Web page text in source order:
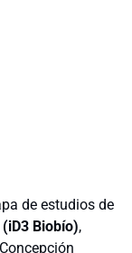
de estudios de
Biobío),